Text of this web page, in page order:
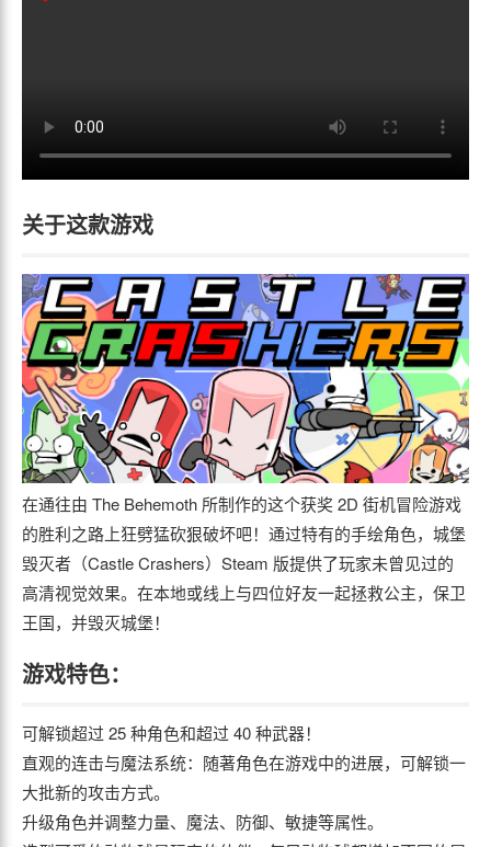
关于这款游戏
在通往由 The Behemoth 所制作的这个获奖 2D 街机冒险游戏
的胜利之路上狂劈猛砍狠破坏吧！通过特有的手绘角色，城堡
毁灭者（Castle Crashers）Steam 版提供了玩家未曾见过的
高清视觉效果。在本地或线上与四位好友一起拯救公主，保卫
王国，并毁灭城堡！
游戏特色：
可解锁超过 25 种角色和超过 40 种武器！
直观的连击与魔法系统：随著角色在游戏中的进展，可解锁一
大批新的攻击方式。
升级角色并调整力量、魔法、防御、敏捷等属性。